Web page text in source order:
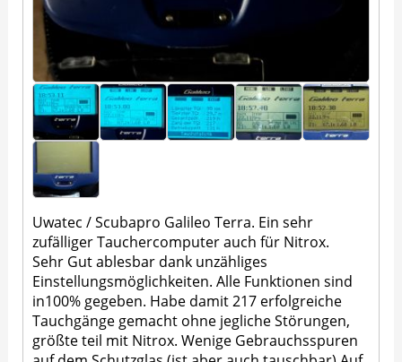
Uwatec / Scubapro Galileo Terra. Ein sehr
zufälliger Tauchercomputer auch für Nitrox.
Sehr Gut ablesbar dank unzähliges
Einstellungsmöglichkeiten. Alle Funktionen sind
in100% gegeben. Habe damit 217 erfolgreiche
Tauchgänge gemacht ohne jegliche Störungen,
größte teil mit Nitrox. Wenige Gebrauchsspuren